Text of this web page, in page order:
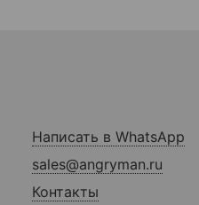
Написать в WhatsApp
sales@angryman.ru
Контакты